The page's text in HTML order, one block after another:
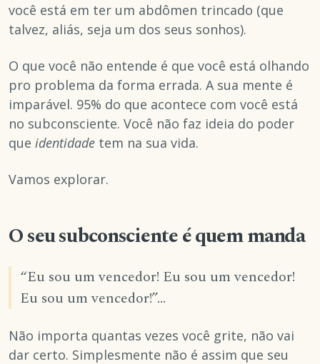
você está em ter um abdômen trincado (que
talvez, aliás, seja um dos seus sonhos).
O que você não entende é que você está olhando
pro problema da forma errada. A sua mente é
imparável. 95% do que acontece com você está
no subconsciente. Você não faz ideia do poder
que identidade tem na sua vida.
Vamos explorar.
O seu subconsciente é quem manda
“Eu sou um vencedor! Eu sou um vencedor!
Eu sou um vencedor!”…
Não importa quantas vezes você grite, não vai
dar certo. Simplesmente não é assim que seu